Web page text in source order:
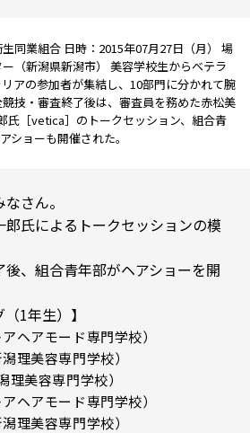
同業組合 日時：2015年07月27日（月） 場
（新潟県新潟市） 美容学校生からベテラ
アの参加者が集結し、10部門に分かれて腕
技・審査終了後は、審査員を務めた赤松美
氏［vetica］のトークセッション、組合青
ショーも開催された。
さん。
氏によるトークセッションの模
後、組合青年部がヘアショーを開
1年生）】
ヘアモード専門学校）
理美容専門学校）
美容専門学校）
ヘアモード専門学校）
理美容専門学校）